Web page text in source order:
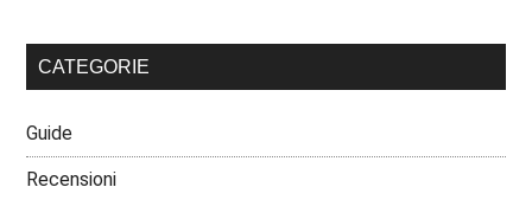
CATEGORIE
Guide
Recensioni